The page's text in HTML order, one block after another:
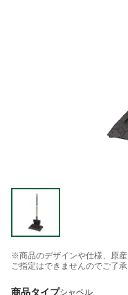
※商品のデザインや仕様、原産
ご指定はできませんのでご了承
商品タイプシャベル